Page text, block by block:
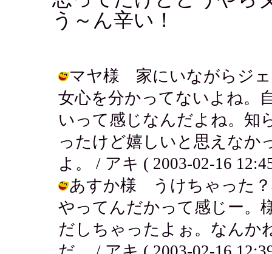
う～ん辛い！
マヤ様 家にいながらジェ
女心を分かってないよね。
いって感じなんだよね。知
ったけど嬉しいと思えなか
よ。 / アキ ( 2003-02-16
あすか様 うけちゃった？
やってんだかって感じー。
だしちゃったよぉ。なんか